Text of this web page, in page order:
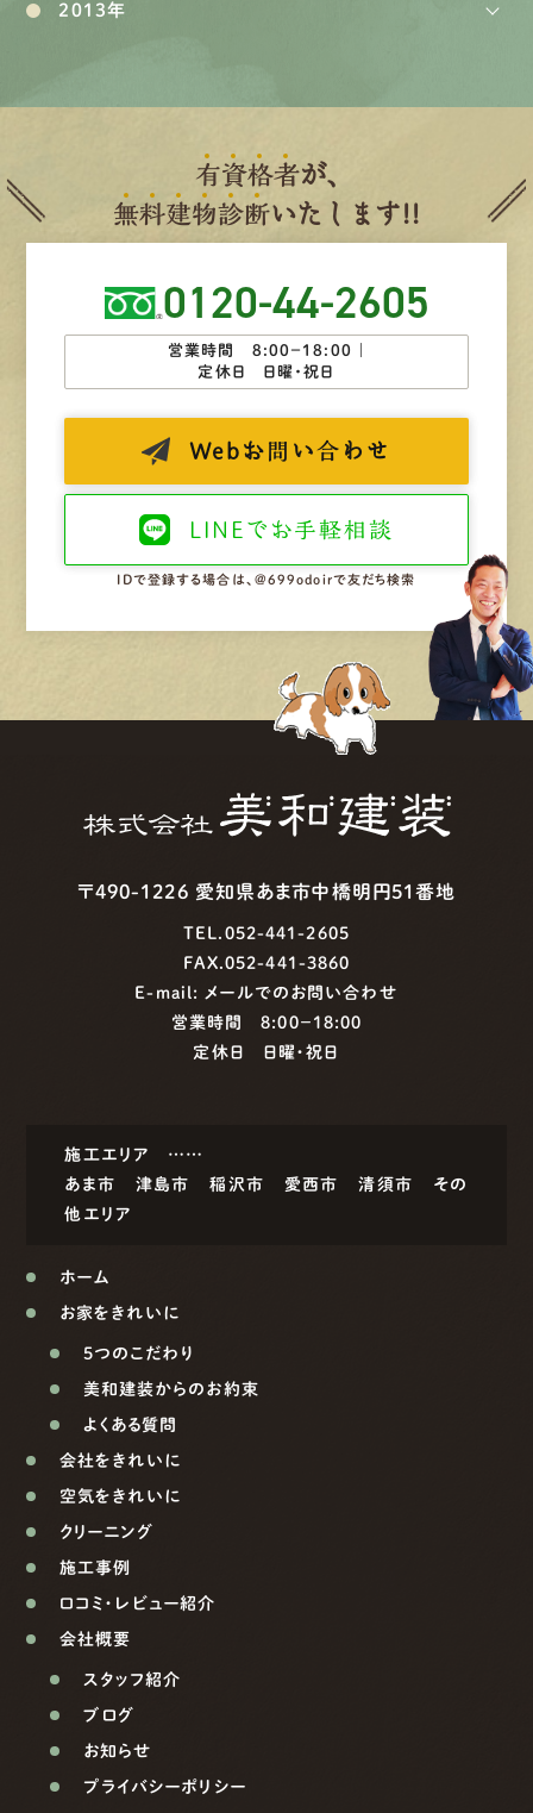
2013年
有資格者が、
無料建物診断いたします!!
0120-44-2605
営業時間 8:00−18:00 ｜
定休日 日曜・祝日
Web お問い合わせ
LINEで お手軽相談
IDで登録する場合は、@699odoirで友だち検索
〒490-1226 愛知県あま市中橋明円51番地
TEL.052-441-2605
FAX.052-441-3860
E-mail: メールでのお問い合わせ
営業時間 8:00−18:00
定休日 日曜・祝日
施工エリア ……
あま市
津島市 稲沢市 愛西市 清須市
その
他エリア
ホーム
お家をきれいに
5つのこだわり
美和建装からのお約束
よくある質問
会社をきれいに
空気をきれいに
クリーニング
施工事例
口コミ・レビュー紹介
会社概要
スタッフ紹介
ブログ
お知らせ
プライバシーポリシー